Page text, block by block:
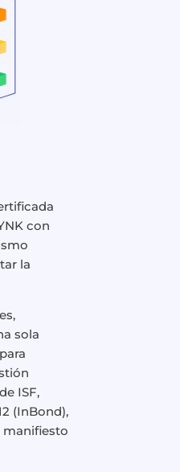
con
la
sola
ISF,
(InBond),
manifiesto